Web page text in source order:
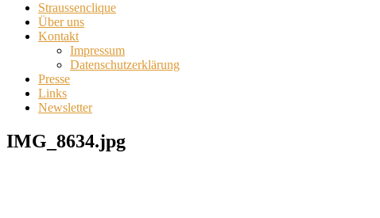
Straussenclique
Über uns
Kontakt
Impressum
Datenschutzerklärung
Presse
Links
Newsletter
IMG_8634.jpg